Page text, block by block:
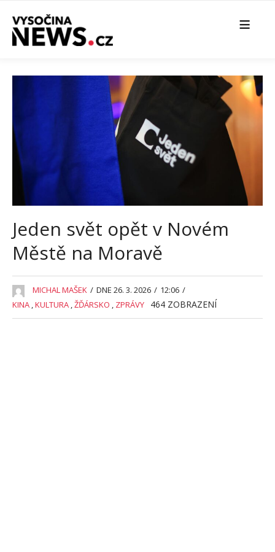
Jeden svět opět v Novém
Městě na Moravě
MICHAL MAŠEK / DNE 26. 3. 2026 / 12:06 /
KINA ,KULTURA ,ŽĎÁRSKO , ZPRÁVY 464 ZOBRAZENÍ